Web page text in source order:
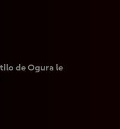
de Ogura le